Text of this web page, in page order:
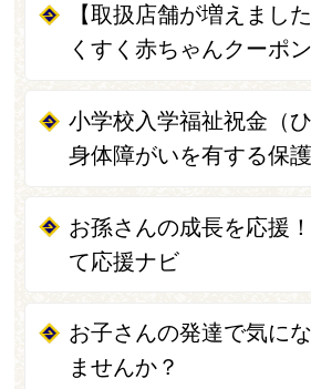
【取扱店舗が増えまし
くすく赤ちゃんクーポ
小学校入学福祉祝金（
身体障がいを有する保護
お孫さんの成長を応援
て応援ナビ
お子さんの発達で気に
ませんか？